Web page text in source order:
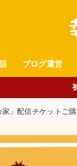
ブログ運営
」配信チケットご